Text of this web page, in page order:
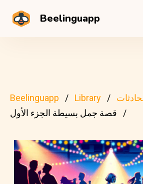
Beelinguapp
Beelinguapp Library
قصة جمل بسيطة الجزء الأول